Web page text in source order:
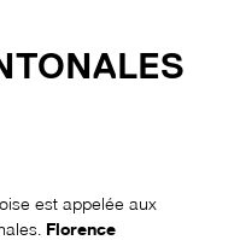
est appelée aux
Florence